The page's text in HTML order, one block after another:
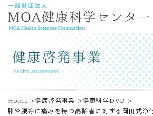
Home >健康啓発事業 >健康科学DVD >
膝や腰等に痛みを持つ高齢者に対する岡田式浄